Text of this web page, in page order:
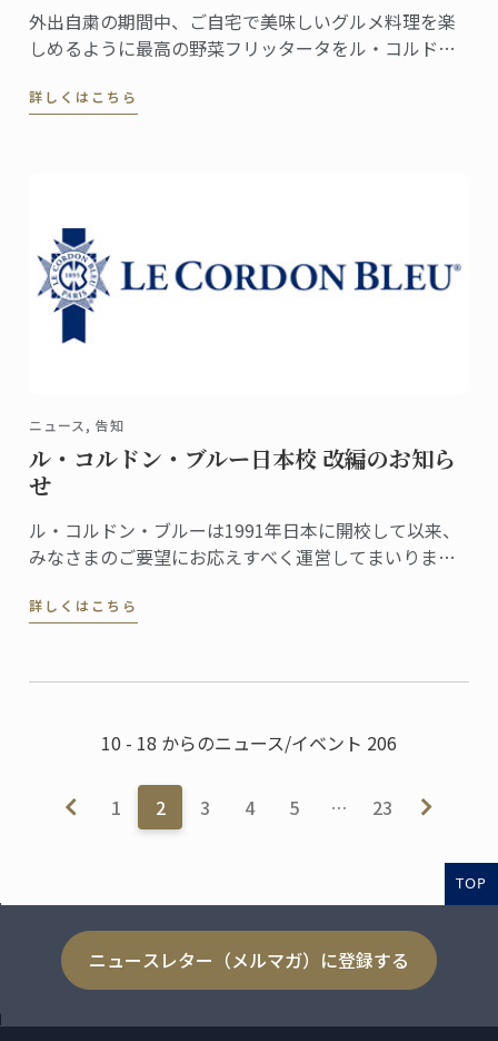
外出自粛の期間中、ご自宅で美味しいグルメ料理を楽
しめるように最高の野菜フリッタータをル・コルド
詳しくはこちら
ニュース, 告知
ル・コルドン・ブルー日本校 改編のお知ら
せ
ル・コルドン・ブルーは1991年日本に開校して以来、
みなさまのご要望にお応えすべく運営してまいりまし
面しており、ル・コルドン・ブルー・ジャパンでも、
詳しくはこちら
10 - 18 からのニュース/イベント 206
1 2 3 4 5 … 23
TOP
ニュースレター（メルマガ）に登録する